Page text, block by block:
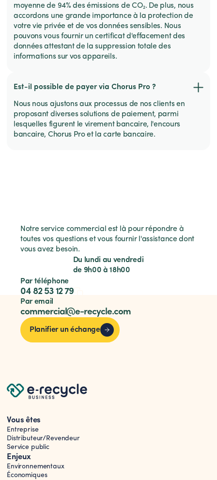
moyenne de 94% des émissions de CO₂. De plus, nous
accordons une grande importance à la protection de
votre vie privée et de vos données sensibles. Nous
pouvons vous fournir un certificat d'effacement des
données attestant de la suppression totale des
informations sur vos appareils.
Est-il possible de payer via Chorus Pro ?
Nous nous ajustons aux processus de nos clients en
proposant diverses solutions de paiement, parmi
lesquelles figurent le virement bancaire, l'encours
bancaire, Chorus Pro et la carte bancaire.
Notre service commercial est là pour répondre à
toutes vos questions et vous fournir l'assistance dont
vous avez besoin.
Du lundi au vendredi
de 9h00 à 18h00
Par téléphone
04 82 53 12 79
Par email
commercial@e-recycle.com
Planifier un échange
Vous êtes
Entreprise
Distributeur/Revendeur
Service public
Enjeux
Environnementaux
Économiques